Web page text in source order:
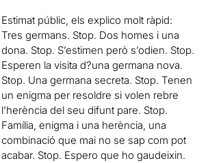
Estimat públic, els explico molt ràpid:
Tres germans. Stop. Dos homes i una
dona. Stop. S’estimen però s’odien. Stop.
Esperen la visita d?una germana nova.
Stop. Una germana secreta. Stop. Tenen
un enigma per resoldre si volen rebre
l’herència del seu difunt pare. Stop.
Família, enigma i una herència, una
combinació que mai no se sap com pot
acabar. Stop. Espero que ho gaudeixin.